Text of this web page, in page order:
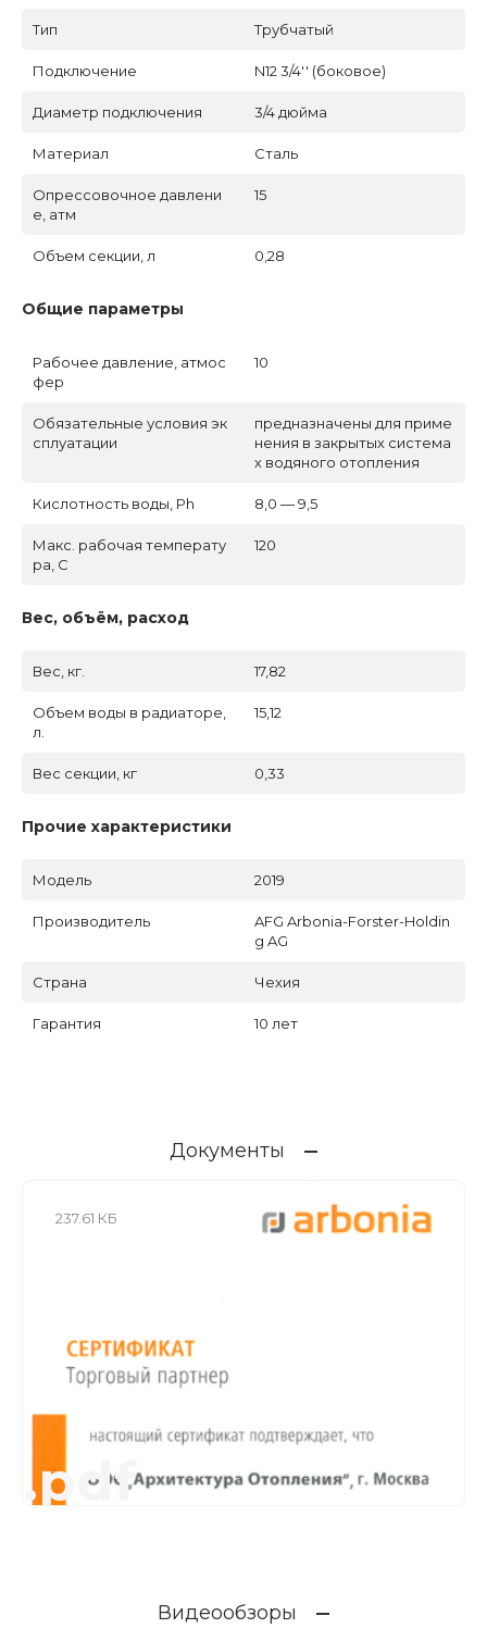
Тип Трубчатый
Подключение N12 3/4'' (боковое)
Диаметр подключения 3/4 дюйма
Материал Сталь
Опрессовочное давлени
е, атм
15
Объем секции, л 0,28
Общие параметры
Рабочее давление, атмос
фер
10
Обязательные условия эк
сплуатации
предназначены для приме
нения в закрытых система
х водяного отопления
Кислотность воды, Ph 8,0 — 9,5
Макс. рабочая температу
ра, C
120
Вес, объём, расход
Вес, кг. 17,82
Объем воды в радиаторе,
л.
15,12
Вес секции, кг 0,33
Прочие характеристики
Модель 2019
Производитель
AFG Arbonia-Forster-Holdin
g AG
Страна Чехия
Гарантия 10 лет
Документы
237.61 КБ
.pdf
Видеообзоры